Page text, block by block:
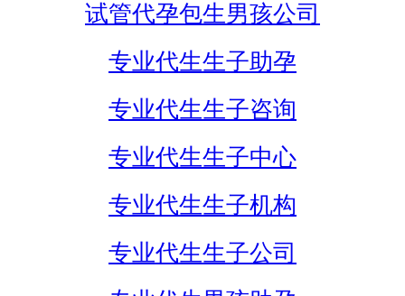
试管代孕包生男孩公司
专业代生生子助孕
专业代生生子咨询
专业代生生子中心
专业代生生子机构
专业代生生子公司